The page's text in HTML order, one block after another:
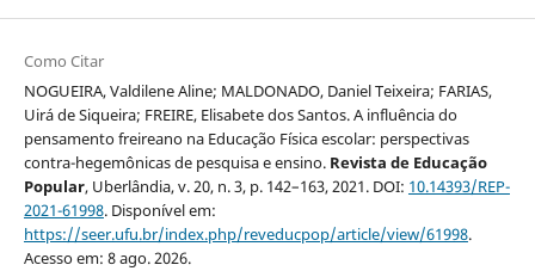
Como Citar
NOGUEIRA, Valdilene Aline; MALDONADO, Daniel Teixeira; FARIAS,
Uirá de Siqueira; FREIRE, Elisabete dos Santos. A influência do
pensamento freireano na Educação Física escolar: perspectivas
contra-hegemônicas de pesquisa e ensino. Revista de Educação
Popular, Uberlândia, v. 20, n. 3, p. 142–163, 2021. DOI: 10.14393/REP-
2021-61998. Disponível em:
https://seer.ufu.br/index.php/reveducpop/article/view/61998.
Acesso em: 8 ago. 2026.